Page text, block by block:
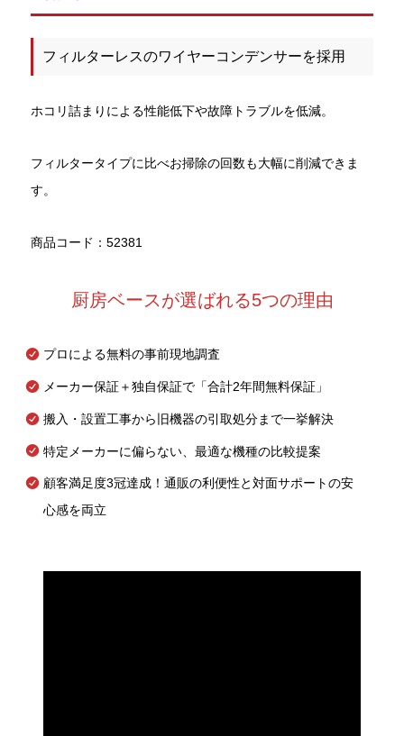
フィルターレスのワイヤーコンデンサーを採用
ホコリ詰まりによる性能低下や故障トラブルを低減。
フィルタータイプに比べお掃除の回数も大幅に削減できま
す。
商品コード：52381
厨房ベースが選ばれる5つの理由
プロによる無料の事前現地調査
メーカー保証＋独自保証で「合計2年間無料保証」
搬入・設置工事から旧機器の引取処分まで一挙解決
特定メーカーに偏らない、最適な機種の比較提案
顧客満足度3冠達成！通販の利便性と対面サポートの安
心感を両立